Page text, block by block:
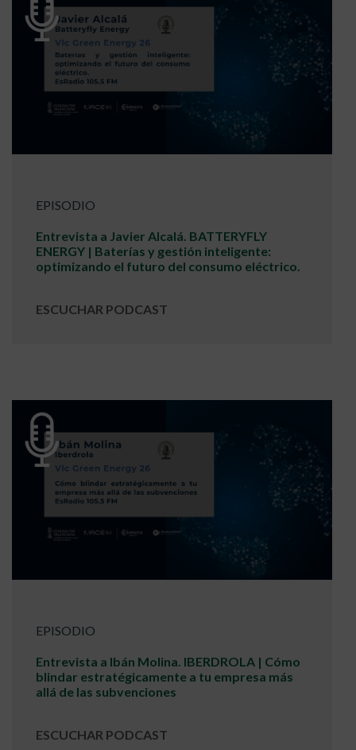
EPISODIO
Entrevista a Javier Alcalá. BATTERYFLY
ENERGY | Baterías y gestión inteligente:
optimizando el futuro del consumo eléctrico.
ESCUCHAR PODCAST
EPISODIO
Entrevista a Ibán Molina. IBERDROLA | Cómo
blindar estratégicamente a tu empresa más
allá de las subvenciones
ESCUCHAR PODCAST